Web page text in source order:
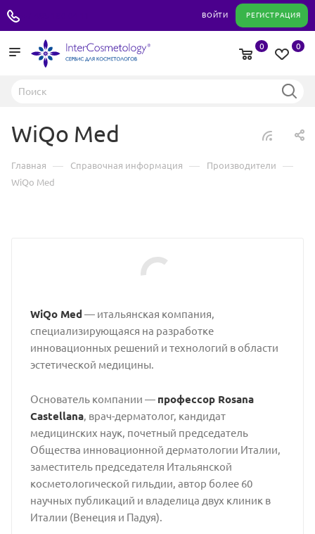
ВОЙТИ РЕГИСТРАЦИЯ
0
0
WiQo Med
Главная — Справочная информация — Производители —
WiQo Med
WiQo Med — итальянская компания,
специализирующаяся на разработке
инновационных решений и технологий в области
эстетической медицины.
Основатель компании — профессор Rosana
Castellana, врач-дерматолог, кандидат
медицинских наук, почетный председатель
Общества инновационной дерматологии Италии,
заместитель председателя Итальянской
косметологической гильдии, автор более 60
научных публикаций и владелица двух клиник в
Италии (Венеция и Падуя).